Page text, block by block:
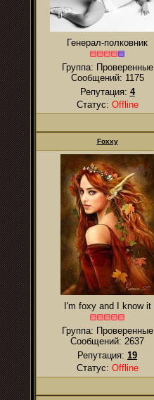
Генерал-полковник
Группа: Проверенные
Сообщений: 1175
Репутация: 4
Статус: Offline
Foxxy
I'm foxy and I know it
Группа: Проверенные
Сообщений: 2637
Репутация: 19
Статус: Offline